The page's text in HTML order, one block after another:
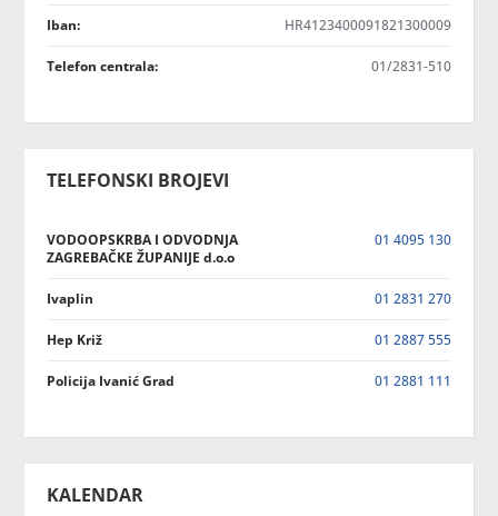
Iban: HR4123400091821300009
Telefon centrala: 01/2831-510
TELEFONSKI BROJEVI
VODOOPSKRBA I ODVODNJA
ZAGREBAČKE ŽUPANIJE d.o.o
01 4095 130
Ivaplin 01 2831 270
Hep Križ 01 2887 555
Policija Ivanić Grad 01 2881 111
KALENDAR